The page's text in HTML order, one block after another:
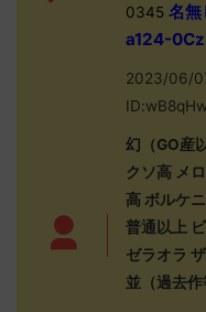
0345名無
a124-
2023/06/
幻（GO産
クソ高 メ
高 ボルケ
普通以上
ゼラオラ
並（過去